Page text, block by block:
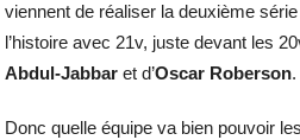
viennent de réaliser la deuxième
l’histoire avec 21v, juste devant les
Abdul-Jabbar et d’Oscar Roberson.
Donc quelle équipe va bien pouvoir